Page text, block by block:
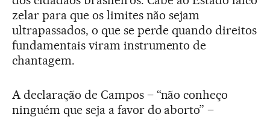
zelar para que os limites não sejam
ultrapassados, o que se perde quando direitos
fundamentais viram instrumento de
chantagem.
A declaração de Campos – “não conheço
ninguém que seja a favor do aborto” –